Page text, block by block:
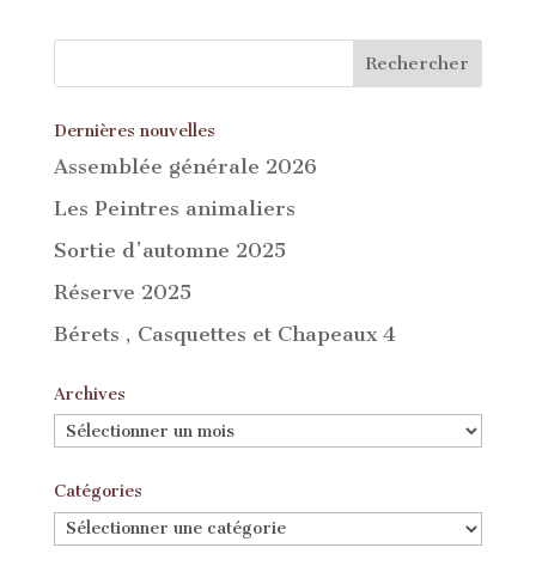
Dernières nouvelles
Assemblée générale 2026
Les Peintres animaliers
Sortie d’automne 2025
Réserve 2025
Bérets , Casquettes et Chapeaux 4
Archives
Archives
Catégories
Catégories